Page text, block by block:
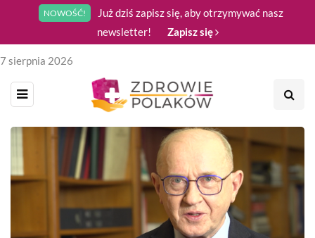
NOWOŚĆ!
Już dziś zapisz się, aby otrzymywać nasz
newsletter!
Zapisz się
7 sierpnia 2026